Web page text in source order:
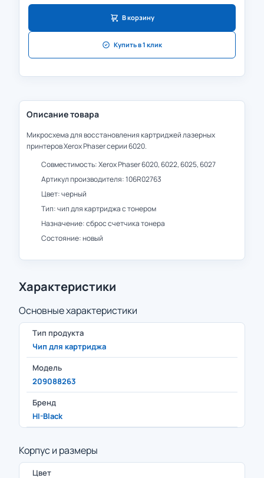
В корзину
Купить в 1 клик
Описание товара
Микросхема для восстановления картриджей лазерных
принтеров Xerox Phaser серии 6020.
Совместимость: Xerox Phaser 6020, 6022, 6025, 6027
Артикул производителя: 106R02763
Цвет: черный
Тип: чип для картриджа с тонером
Назначение: сброс счетчика тонера
Состояние: новый
Характеристики
Основные характеристики
Тип продукта
Чип для картриджа
Модель
209088263
Бренд
HI-Black
Корпус и размеры
Цвет